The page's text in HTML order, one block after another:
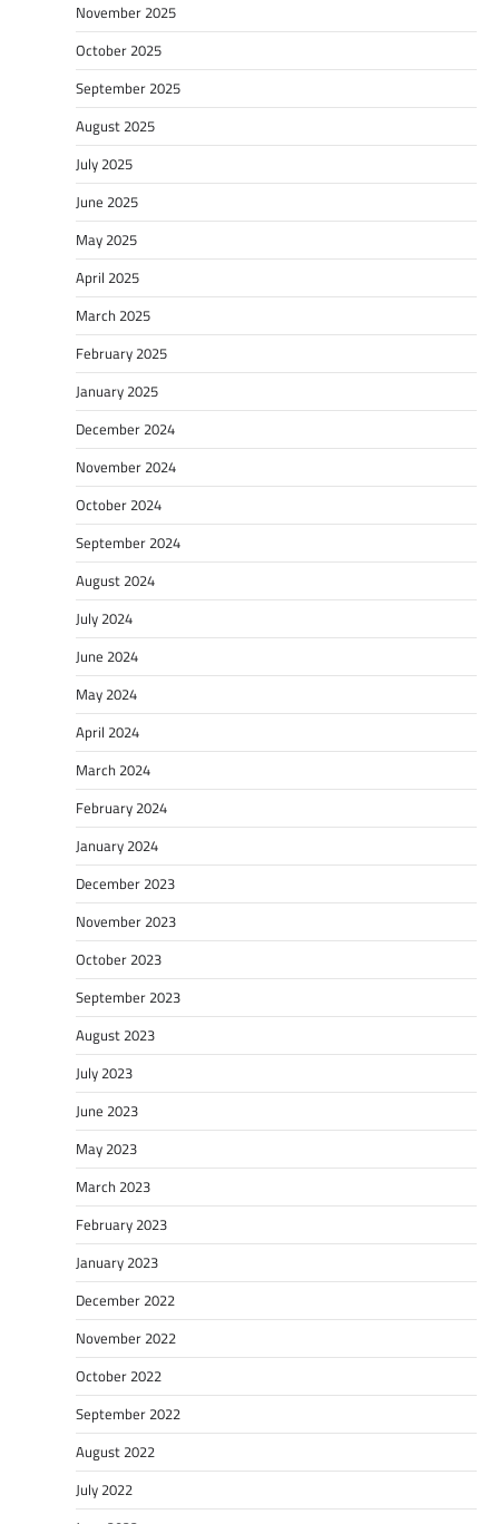
November 2025
October 2025
September 2025
August 2025
July 2025
June 2025
May 2025
April 2025
March 2025
February 2025
January 2025
December 2024
November 2024
October 2024
September 2024
August 2024
July 2024
June 2024
May 2024
April 2024
March 2024
February 2024
January 2024
December 2023
November 2023
October 2023
September 2023
August 2023
July 2023
June 2023
May 2023
March 2023
February 2023
January 2023
December 2022
November 2022
October 2022
September 2022
August 2022
July 2022